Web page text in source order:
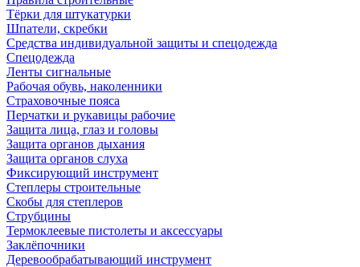
Тёрки для штукатурки
Шпатели, скребки
Средства индивидуальной защиты и спецодежда
Спецодежда
Ленты сигнальные
Рабочая обувь, наколенники
Страховочные пояса
Перчатки и рукавицы рабочие
Защита лица, глаз и головы
Защита органов дыхания
Защита органов слуха
Фиксирующий инструмент
Степлеры строительные
Скобы для степлеров
Струбцины
Термоклеевые пистолеты и аксессуары
Заклёпочники
Деревообрабатывающий инструмент